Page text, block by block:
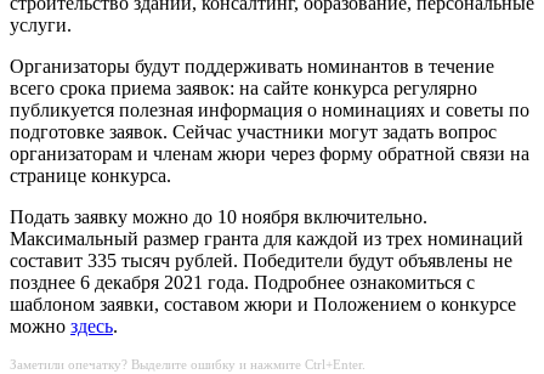
услуги.
Организаторы будут поддерживать номинантов в течение
всего срока приема заявок: на сайте конкурса регулярно
публикуется полезная информация о номинациях и советы по
подготовке заявок. Сейчас участники могут задать вопрос
организаторам и членам жюри через форму обратной связи на
странице конкурса.
Подать заявку можно до 10 ноября включительно.
Максимальный размер гранта для каждой из трех номинаций
составит 335 тысяч рублей. Победители будут объявлены не
позднее 6 декабря 2021 года. Подробнее ознакомиться с
шаблоном заявки, составом жюри и Положением о конкурсе
можно здесь.
Заметили опечатку? Выделите ошибку и нажмите Ctrl+Enter.